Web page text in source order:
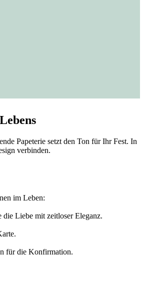
Papeterie setzt den Ton für Ihr Fest. In
verbinden.
im Leben:
Liebe mit zeitloser Eleganz.
für die Konfirmation.